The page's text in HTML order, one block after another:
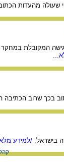
המקובלת
בכך שרוב הכתיבה
בישראל. /למידע